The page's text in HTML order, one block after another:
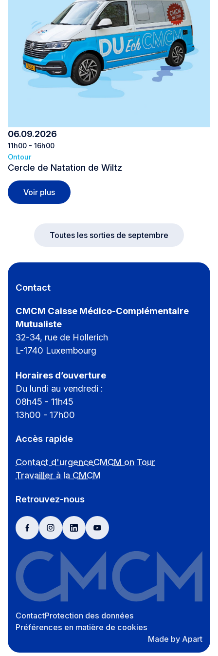
Cercle de Natation de Wiltz
Ontour
06.09.2026
11h00 - 16h00
Voir plusCercle de Natation de Wiltz
Toutes les sorties de septembre
Contact
CMCM Caisse Médico-Complémentaire
Mutualiste
32-34, rue de Hollerich
L-1740 Luxembourg
Horaires d’ouverture
Du lundi au vendredi :
08h45 - 11h45
13h00 - 17h00
Accès rapide
Contact d'urgenceCMCM on Tour
Travailler à la CMCM
Retrouvez-nous
facebookinstagramlinkedinyoutube
ContactProtection des données
Préférences en matière de cookies
Made by Apart